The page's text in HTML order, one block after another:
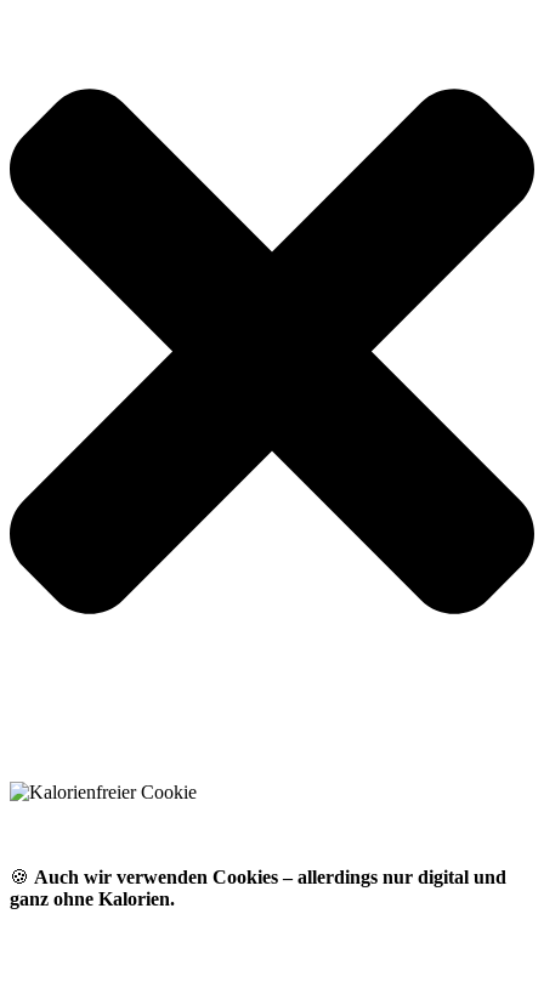
🍪 Auch wir verwenden Cookies – allerdings nur digital und
ganz ohne Kalorien.